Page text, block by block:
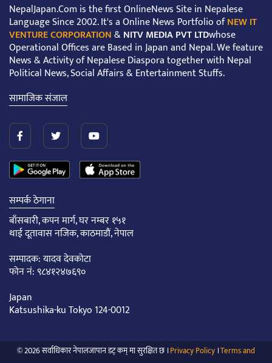
NepalJapan.Com is the first OnlineNews Site in Nepalese
Language Since 2002. It's a Online News Portfolio ofNEW IT
VENTURE CORPORATION&NITV MEDIA PVT LTDwhose
Operational Offices are Based in Japan and Nepal. We feature
News & Activity of Nepalese Diaspora together with Nepal
Political News, Social Affairs & Entertainment Stuffs.
सामाजिक संजाल
सम्पर्क ठेगाना
बाँसबारी, कपन मार्ग, घर नम्बर १५१
थाई दूतावास नजिक, काठमाडौं, नेपाल
सम्पादक: यादव देवकोटा
फोन नं: ९८४१२४७६९०
Japan
Katsushika-ku Tokyo 124-0012
© 2026 सर्वाधिकार नेपालजापान डट् कम् मा सुरक्षित छ ।Privacy Policy ।Terms and